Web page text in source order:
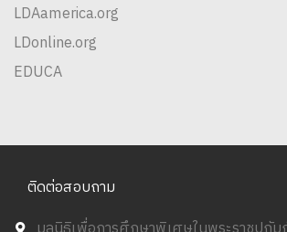
LDAamerica.org
LDonline.org
EDUCA
ติดต่อสอบถาม